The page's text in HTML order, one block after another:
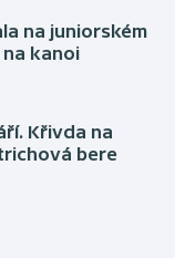
na juniorském
na kanoi
Křivda na
bere